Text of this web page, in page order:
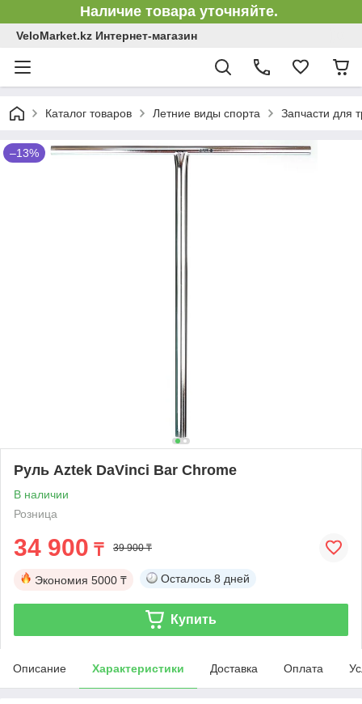
Наличие товара уточняйте.
VeloMarket.kz Интернет-магазин
Каталог товаров Летние виды спорта Запчасти для
–13%
Руль Aztek DaVinci Bar Chrome
В наличии
Розница
34 900 ₸ 39 900 ₸
Экономия 5000 ₸ Осталось 8 дней
Купить
Описание Характеристики Доставка Оплата